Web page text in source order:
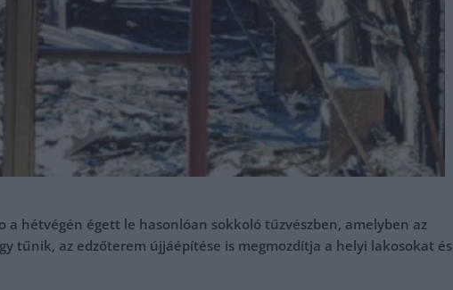
a hétvégén égett le hasonlóan sokkoló tűzvészben, amelyben az
tűnik, az edzőterem újjáépítése is megmozdítja a helyi lakosokat és